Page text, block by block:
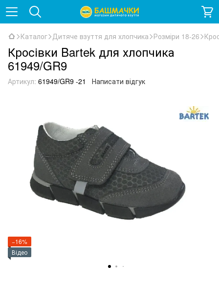
Каталог Дитяче взуття для хлопчика Розміри 18-26
Кросівки Bartek для хлопчика
61949/GR9
Артикул: 61949/GR9 -21 Написати відгук
−16%
Відео